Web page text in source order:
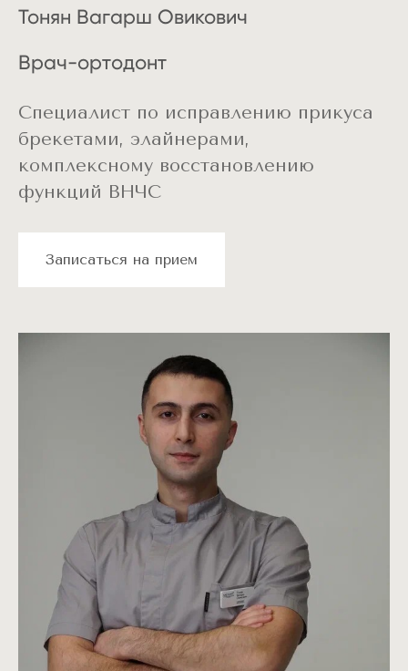
Тонян Вагарш Овикович
Врач-ортодонт
Специалист по исправлению прикуса
брекетами, элайнерами,
комплексному восстановлению
функций ВНЧС
Записаться на прием
многие нарушения на ранних этапах
и создать условия для правильного
формирования зубных рядов.
Почему Мелиус?
увидев результат своих
знакомых – наших пациентов
Озвучиваем общую
Предоставляем рассрочку на
особых условиях от банков
Эстетичный и надежный
результат лечения зуба